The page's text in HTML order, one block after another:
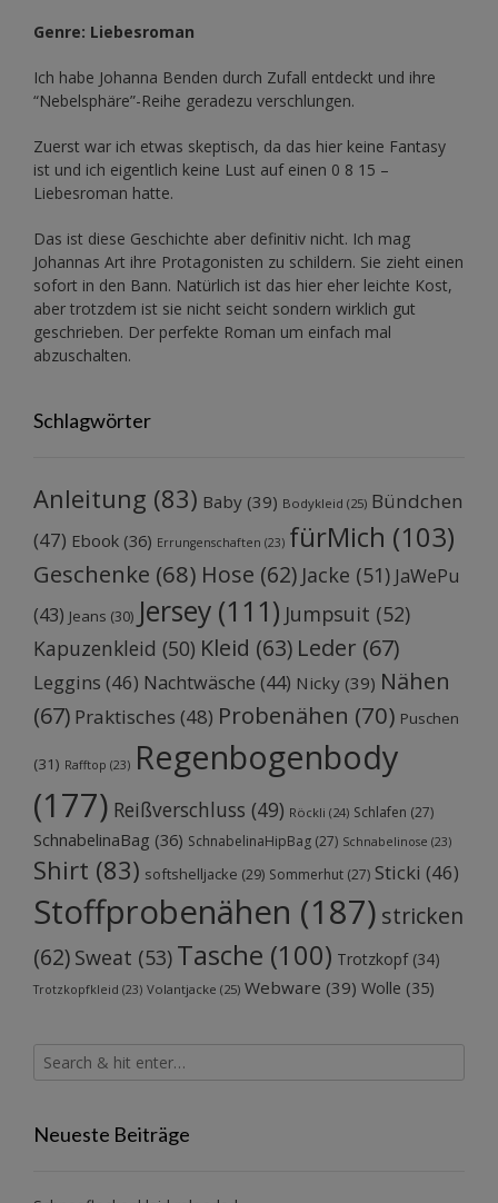
Genre: Liebesroman
Ich habe Johanna Benden durch Zufall entdeckt und ihre
“Nebelsphäre”-Reihe geradezu verschlungen.
Zuerst war ich etwas skeptisch, da das hier keine Fantasy
ist und ich eigentlich keine Lust auf einen 0 8 15 –
Liebesroman hatte.
Das ist diese Geschichte aber definitiv nicht. Ich mag
Johannas Art ihre Protagonisten zu schildern. Sie zieht einen
sofort in den Bann. Natürlich ist das hier eher leichte Kost,
aber trotzdem ist sie nicht seicht sondern wirklich gut
geschrieben. Der perfekte Roman um einfach mal
abzuschalten.
Schlagwörter
Anleitung (83) Baby (39) Bodykleid (25) Bündchen
(47) Ebook (36) Errungenschaften (23) fürMich (103)
Geschenke (68) Hose (62) Jacke (51) JaWePu
(43) Jeans (30) Jersey (111) Jumpsuit (52)
Kapuzenkleid (50) Kleid (63) Leder (67)
Leggins (46) Nachtwäsche (44) Nicky (39) Nähen
(67) Praktisches (48) Probenähen (70) Puschen
(31) Rafftop (23) Regenbogenbody
(177) Reißverschluss (49) Röckli (24) Schlafen (27)
SchnabelinaBag (36) SchnabelinaHipBag (27) Schnabelinose (23)
Shirt (83) softshelljacke (29) Sommerhut (27) Sticki (46)
Stoffprobenähen (187) stricken
(62) Sweat (53) Tasche (100) Trotzkopf(34)
Trotzkopfkleid (23) Volantjacke (25) Webware (39) Wolle (35)
Neueste Beiträge